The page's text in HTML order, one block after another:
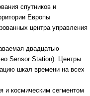
спутников и
Европы
центра управления
двадцатью
Sensor Station). Центры
шкал времени на всех
космическим сегментом